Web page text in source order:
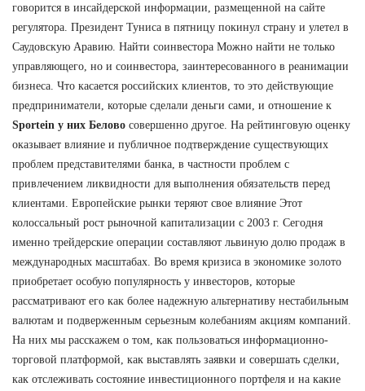
говорится в инсайдерской информации, размещенной на сайте
регулятора. Президент Туниса в пятницу покинул страну и улетел в
Саудовскую Аравию. Найти соинвестора Можно найти не только
управляющего, но и соинвестора, заинтересованного в реанимации
бизнеса. Что касается российских клиентов, то это действующие
предприниматели, которые сделали деньги сами, и отношение к
Sportein у них Белово совершенно другое. На рейтинговую оценку
оказывает влияние и публичное подтверждение существующих
проблем представителями банка, в частности проблем с
привлечением ликвидности для выполнения обязательств перед
клиентами. Европейские рынки теряют свое влияние Этот
колоссальный рост рыночной капитализации с 2003 г. Сегодня
именно трейдерские операции составляют львиную долю продаж в
международных масштабах. Во время кризиса в экономике золото
приобретает особую популярность у инвесторов, которые
рассматривают его как более надежную альтернативу нестабильным
валютам и подверженным серьезным колебаниям акциям компаний.
На них мы расскажем о том, как пользоваться информационно-
торговой платформой, как выставлять заявки и совершать сделки,
как отслеживать состояние инвестиционного портфеля и на какие